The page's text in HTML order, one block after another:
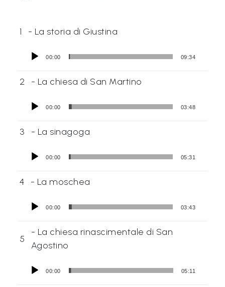
1 - La storia di Giustina
00:00 09:34
2 - La chiesa di San Martino
00:00 03:48
3 - La sinagoga
00:00 05:31
4 - La moschea
00:00 03:43
5
- La chiesa rinascimentale di San
Agostino
00:00 05:11